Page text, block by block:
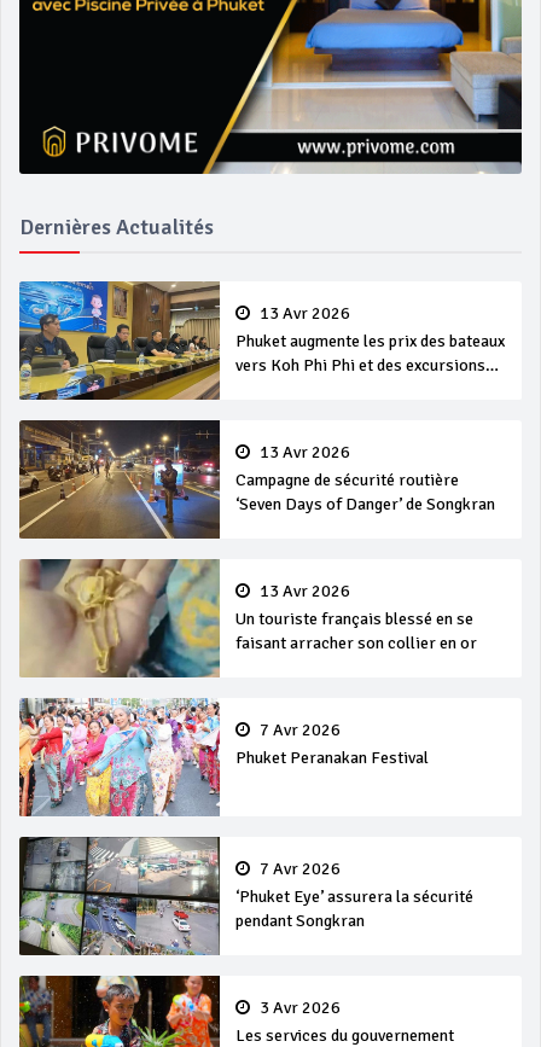
Dernières Actualités
13 Avr 2026
Phuket augmente les prix des bateaux
vers Koh Phi Phi et des excursions
13 Avr 2026
Campagne de sécurité routière
‘Seven Days of Danger’ de Songkran
13 Avr 2026
Un touriste français blessé en se
faisant arracher son collier en or
7 Avr 2026
Phuket Peranakan Festival
7 Avr 2026
‘Phuket Eye’ assurera la sécurité
pendant Songkran
3 Avr 2026
Les services du gouvernement